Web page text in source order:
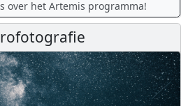
over het Artemis programma!